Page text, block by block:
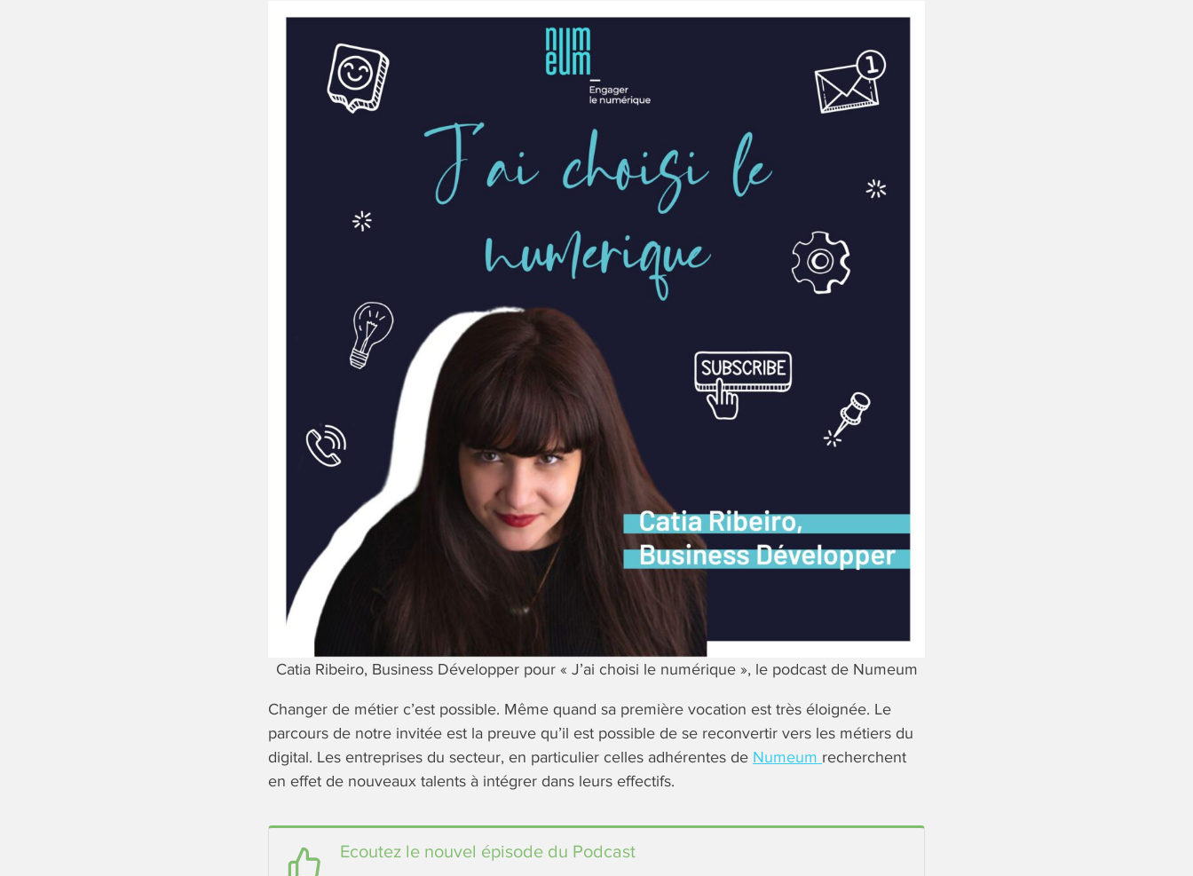
Catia Ribeiro, Business Développer pour « J’ai choisi le numérique », le podcast de Numeum
Changer de métier c’est possible. Même quand sa première vocation est très éloignée. Le
parcours de notre invitée est la preuve qu’il est possible de se reconvertir vers les métiers du
digital. Les entreprises du secteur, en particulier celles adhérentes de Numeum recherchent
en effet de nouveaux talents à intégrer dans leurs effectifs.
Ecoutez le nouvel épisode du Podcast